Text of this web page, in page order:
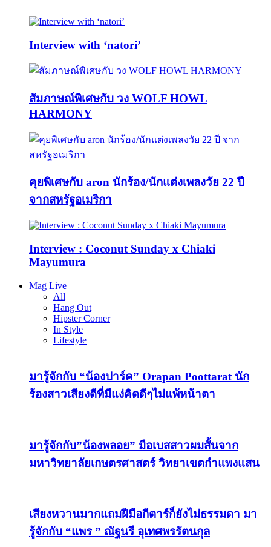
Interview with ‘natori’
สัมภาษณ์พิเศษกับ วง WOLF HOWL
HARMONY
คุยพิเศษกับ aron นักร้อง/นักแต่งเพลงวัย 22 ปี
จากสหรัฐอเมริกา
Interview : Coconut Sunday x Chiaki
Mayumura
Mag Live
All
Hang Out
Hipster Corner
In Style
Lifestyle
มารู้จักกับ “น้องปาร์ค” Orapan Poottarat นัก
ร้องสาวเสียงดีที่มีแง่คิดดีๆไม่แพ้หน้าตา
มารู้จักกับ”น้องพลอย” มือเบสสาวผมสั้นจาก
มหาวิทยาลัยเกษตรศาสตร์ วิทยาเขตกำแพงแสน
เสียงหวานมากแถมฝีมือกีตาร์ก็ยังไม่ธรรมดา มา
รู้จักกับ “แพร ” ณัฐนรี อุเทศพรรัตนกุล